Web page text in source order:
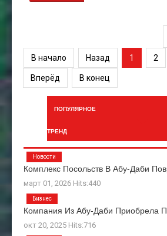
В начало Назад 1 2
Вперёд В конец
ПОПУЛЯРНОЕ
ТРЕНД
Комплекс Посольств В Абу-Даби
март 01, 2026 Hits:440
Новости
Компания Из Абу-Даби Приобрела
окт 20, 2025 Hits:716
Бизнес